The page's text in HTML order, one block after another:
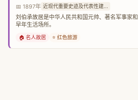
📅 1897年 近现代重要史迹及代表性建...
刘伯承故居是中华人民共和国元帅、著名军事家
早年生活场所。
🏠 名人故居 ⭐ 红色旅游